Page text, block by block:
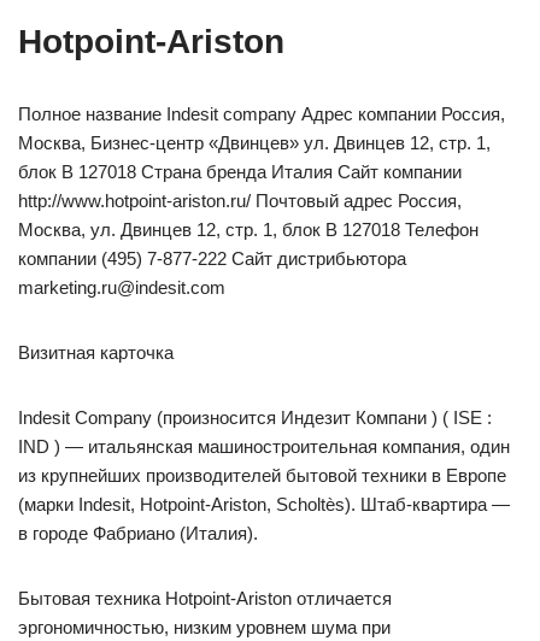
Hotpoint-Ariston
Полное название Indesit company Адрес компании Россия,
Москва, Бизнес-центр «Двинцев» ул. Двинцев 12, стр. 1,
блок B 127018 Страна бренда Италия Сайт компании
http://www.hotpoint-ariston.ru/ Почтовый адрес Россия,
Москва, ул. Двинцев 12, стр. 1, блок B 127018 Телефон
компании (495) 7-877-222 Сайт дистрибьютора
marketing.ru@indesit.com
Визитная карточка
Indesit Company (произносится Индезит Компани ) ( ISE :
IND ) — итальянская машиностроительная компания, один
из крупнейших производителей бытовой техники в Европе
(марки Indesit, Hotpoint-Ariston, Scholtès). Штаб-квартира —
в городе Фабриано (Италия).
Бытовая техника Hotpoint-Ariston отличается
эргономичностью, низким уровнем шума при